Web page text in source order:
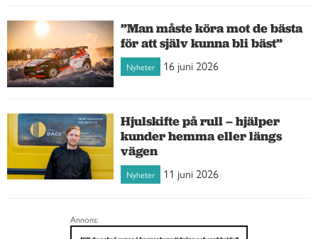
”Man måste köra mot de bästa
för att själv kunna bli bäst”
Nyheter 16 juni 2026
Hjulskifte på rull – hjälper
kunder hemma eller längs
vägen
Nyheter 11 juni 2026
Annons: